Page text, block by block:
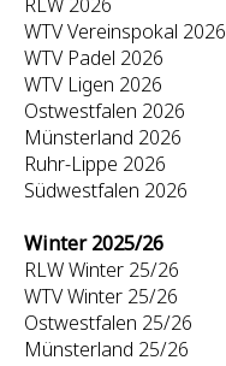
WTV Vereinspokal 2026
WTV Padel 2026
WTV Ligen 2026
Ostwestfalen 2026
Münsterland 2026
Ruhr-Lippe 2026
Südwestfalen 2026
Winter 2025/26
RLW Winter 25/26
WTV Winter 25/26
Ostwestfalen 25/26
Münsterland 25/26